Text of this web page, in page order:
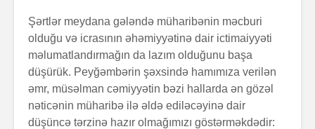
Şərtlər meydana gələndə müharibənin məcburi
olduğu və icrasının əhəmiyyətinə dair ictimaiyyəti
məlumatlandırmağın da lazım olduğunu başa
düşürük. Peyğəmbərin şəxsində hamımıza verilən
əmr, müsəlman cəmiyyətin bəzi hallarda ən gözəl
nəticənin müharibə ilə əldə ediləcəyinə dair
düşüncə tərzinə hazır olmağımızı göstərməkdədir: